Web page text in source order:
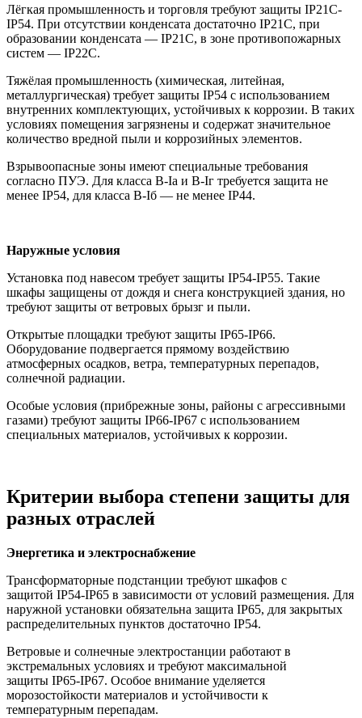
Лёгкая промышленность и торговля требуют защиты IP21C-
IP54. При отсутствии конденсата достаточно IP21C, при
образовании конденсата — IP21C, в зоне противопожарных
систем — IP22C.
Тяжёлая промышленность (химическая, литейная,
металлургическая) требует защиты IP54 с использованием
внутренних комплектующих, устойчивых к коррозии. В таких
условиях помещения загрязнены и содержат значительное
количество вредной пыли и коррозийных элементов.
Взрывоопасные зоны имеют специальные требования
согласно ПУЭ. Для класса В-Iа и В-Iг требуется защита не
менее IP54, для класса В-Iб — не менее IP44.
Наружные условия
Установка под навесом требует защиты IP54-IP55. Такие
шкафы защищены от дождя и снега конструкцией здания, но
требуют защиты от ветровых брызг и пыли.
Открытые площадки требуют защиты IP65-IP66.
Оборудование подвергается прямому воздействию
атмосферных осадков, ветра, температурных перепадов,
солнечной радиации.
Особые условия (прибрежные зоны, районы с агрессивными
газами) требуют защиты IP66-IP67 с использованием
специальных материалов, устойчивых к коррозии.
Критерии выбора степени защиты для
разных отраслей
Энергетика и электроснабжение
Трансформаторные подстанции требуют шкафов с
защитой IP54-IP65 в зависимости от условий размещения. Для
наружной установки обязательна защита IP65, для закрытых
распределительных пунктов достаточно IP54.
Ветровые и солнечные электростанции работают в
экстремальных условиях и требуют максимальной
защиты IP65-IP67. Особое внимание уделяется
морозостойкости материалов и устойчивости к
температурным перепадам.